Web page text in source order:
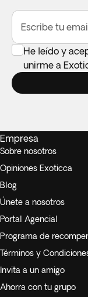
Escribe tu
He leído y
unirme a
Empresa
Sobre nosotros
Opiniones Exoticca
Blog
Únete a nosotros
Portal Agencial
Programa de
Términos y
Invita a un amigo
Ahorra con tu grupo